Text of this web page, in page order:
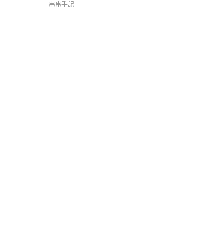
串串手記